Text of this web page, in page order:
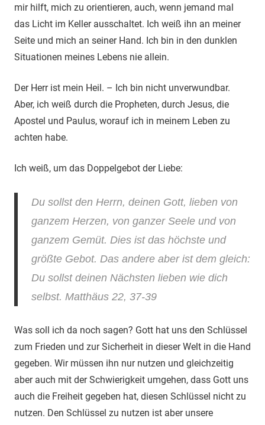
mir hilft, mich zu orientieren, auch, wenn jemand mal
das Licht im Keller ausschaltet. Ich weiß ihn an meiner
Seite und mich an seiner Hand. Ich bin in den dunklen
Situationen meines Lebens nie allein.
Der Herr ist mein Heil. – Ich bin nicht unverwundbar.
Aber, ich weiß durch die Propheten, durch Jesus, die
Apostel und Paulus, worauf ich in meinem Leben zu
achten habe.
Ich weiß, um das Doppelgebot der Liebe:
Du sollst den Herrn, deinen Gott, lieben von
ganzem Herzen, von ganzer Seele und von
ganzem Gemüt. Dies ist das höchste und
größte Gebot. Das andere aber ist dem gleich:
Du sollst deinen Nächsten lieben wie dich
selbst. Matthäus 22, 37-39
Was soll ich da noch sagen? Gott hat uns den Schlüssel
zum Frieden und zur Sicherheit in dieser Welt in die Hand
gegeben. Wir müssen ihn nur nutzen und gleichzeitig
aber auch mit der Schwierigkeit umgehen, dass Gott uns
auch die Freiheit gegeben hat, diesen Schlüssel nicht zu
nutzen. Den Schlüssel zu nutzen ist aber unsere